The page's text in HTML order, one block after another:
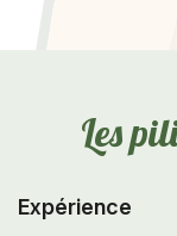
Lespil
Expérience